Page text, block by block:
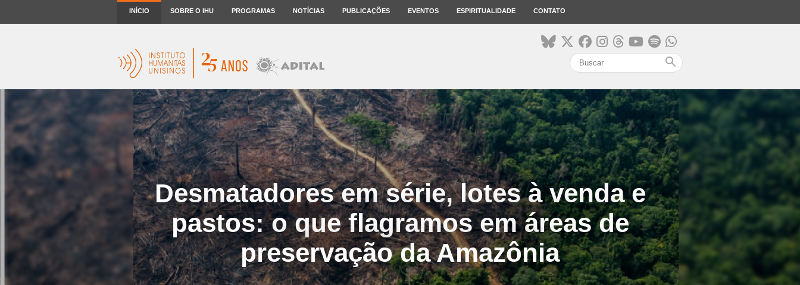
INÍCIO SOBRE O IHU PROGRAMAS NOTÍCIAS PUBLICAÇÕES EVENTOS ESPIRITUALIDADE CONTATO
search
Desmatadores em série, lotes à venda e
pastos: o que flagramos em áreas de
preservação da Amazônia